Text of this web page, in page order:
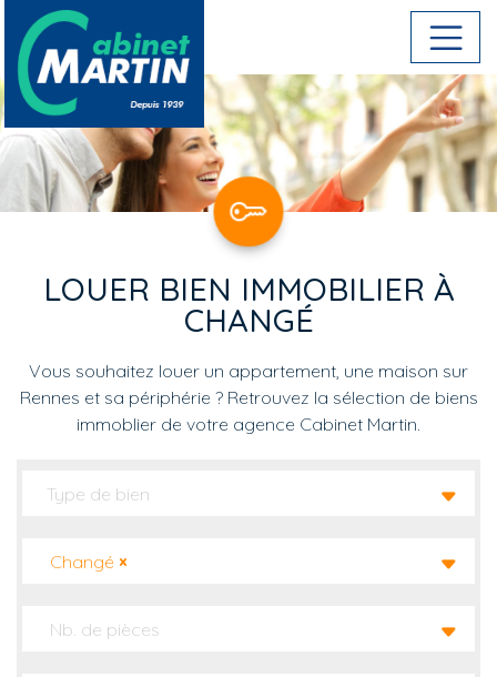
Aller au contenu principal
LOUER BIEN IMMOBILIER À
CHANGÉ
Vous souhaitez louer un appartement, une maison sur
Rennes et sa périphérie ? Retrouvez la sélection de biens
immoblier de votre agence Cabinet Martin.
×
Changé
Nb. de pièces